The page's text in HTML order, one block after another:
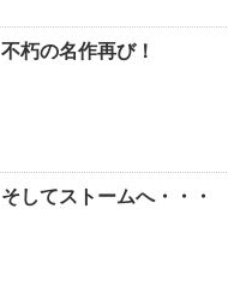
不朽の名作再び！
そしてストームへ・・・